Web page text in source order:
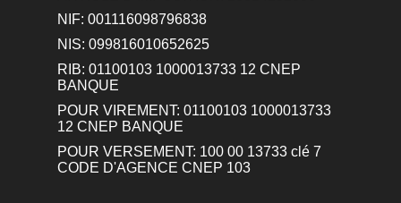
NIF: 001116098796838
NIS: 099816010652625
RIB: 01100103 1000013733 12 CNEP
BANQUE
POUR VIREMENT: 01100103 1000013733
12 CNEP BANQUE
POUR VERSEMENT: 100 00 13733 clé 7
CODE D'AGENCE CNEP 103